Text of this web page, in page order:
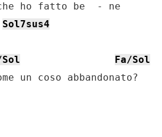
ho fatto be  - ne
Sol7sus4
Sol Fa/Sol
un coso abbandonato?